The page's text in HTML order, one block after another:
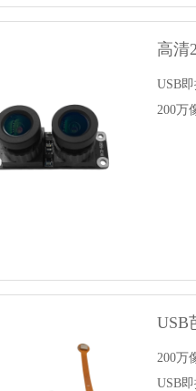
USB
200万
200万像
USB即插